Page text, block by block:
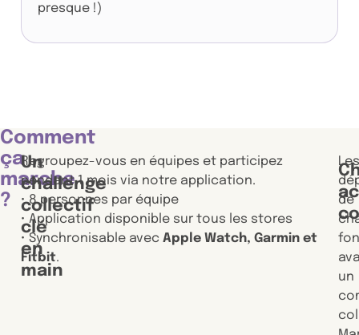
presque !)
Comment
ça
marche
?
Un
challenge
collectif
clé
en
main
Regroupez-vous en équipes et participez
pendant 1 mois via notre application.
• 8 personnes par équipe
• Application disponible sur tous les stores
• Synchronisable avec Apple Watch, Garmin et
Fitbit.
de
un